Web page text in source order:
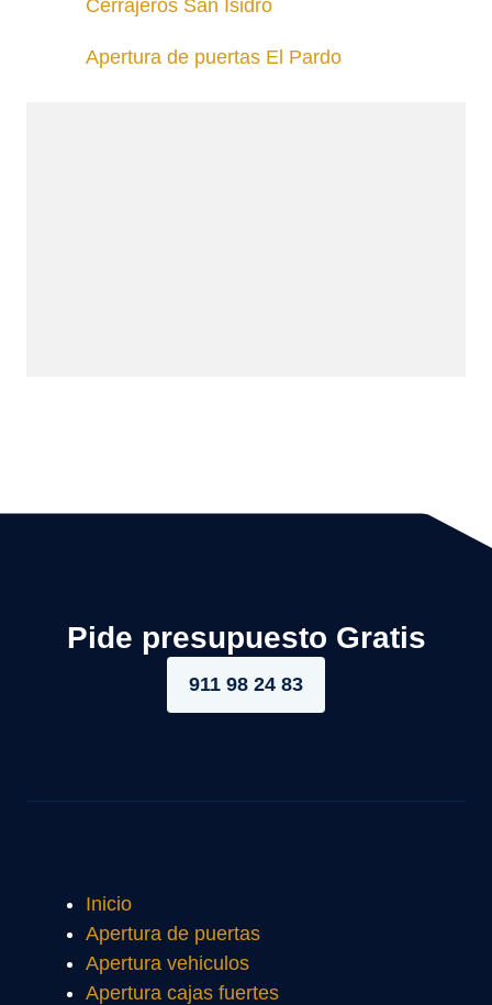
Cerrajeros San Isidro
Apertura de puertas El Pardo
Pide presupuesto Gratis
911 98 24 83
Inicio
Apertura de puertas
Apertura vehiculos
Apertura cajas fuertes